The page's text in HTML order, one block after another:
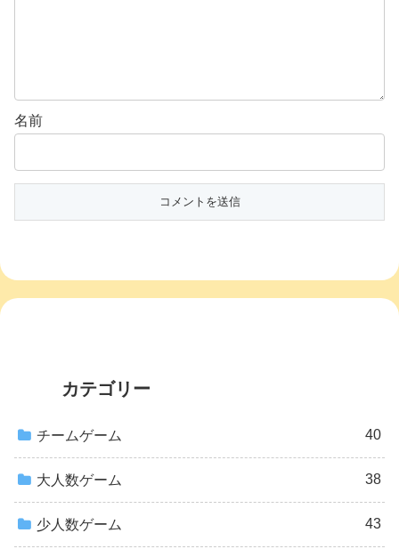
名前
カテゴリー
チームゲーム 40
大人数ゲーム 38
少人数ゲーム 43